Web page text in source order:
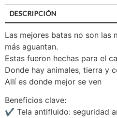
DESCRIPCIÓN
ESPECIFICACIÓN
Las mejores batas no son las
más aguantan.
Estas fueron hechas para el
Donde hay animales, tierra y
Allí es donde mejor se ven
Beneficios clave:
✔ Tela antifluido: seguridad